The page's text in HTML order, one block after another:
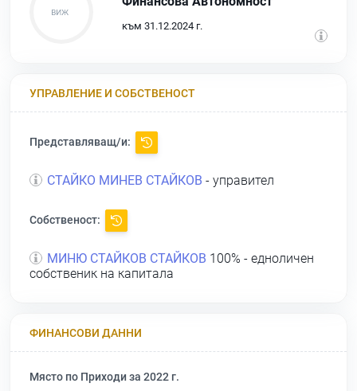
към 31.12.2024 г.
УПРАВЛЕНИЕ И СОБСТВЕНОСТ
Представляващ/и:
СТАЙКО МИНЕВ СТАЙКОВ - управител
Собственост:
МИНЮ СТАЙКОВ СТАЙКОВ 100% - едноличен
собственик на капитала
ФИНАНСОВИ ДАННИ
Място по Приходи за 2022 г.